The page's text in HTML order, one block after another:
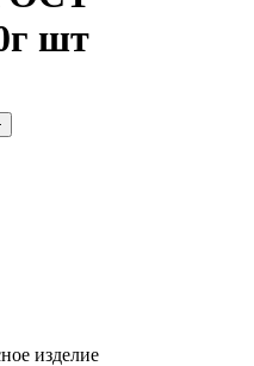
шт
изделие